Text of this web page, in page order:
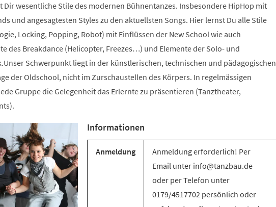
Dir wesentliche Stile des modernen Bühnentanzes. Insbesondere HipHop mit
und angesagtesten Styles zu den aktuellsten Songs. Hier lernst Du alle Stile
Locking, Popping, Robot) mit Einflüssen der New School wie auch
des Breakdance (Helicopter, Freezes…) und Elemente der Solo- und
Schwerpunkt liegt in der künstlerischen, technischen und pädagogischen
der Oldschool, nicht im Zurschaustellen des Körpers. In regelmässigen
Gruppe die Gelegenheit das Erlernte zu präsentieren (Tanztheater,
Informationen
Anmeldung
Anmeldung erforderlich! Per
Email unter info@tanzbau.de
oder per Telefon unter
0179/4517702 persönlich oder